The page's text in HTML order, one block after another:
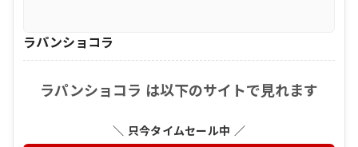
ラパンショコラ
ラパンショコラ は以下のサイトで見れます
＼ 只今タイムセール中 ／